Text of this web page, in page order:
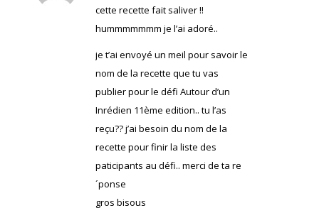
cette recette fait saliver !!
hummmmmmm je l’ai adoré..
je t’ai envoyé un meil pour savoir le
nom de la recette que tu vas
publier pour le défi Autour d’un
Inrédien 11ème edition.. tu l’as
reçu?? j’ai besoin du nom de la
recette pour finir la liste des
paticipants au défi.. merci de ta re
´ponse
gros bisous